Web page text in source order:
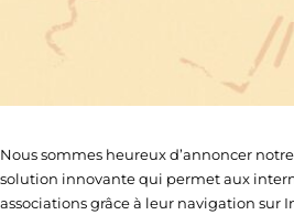
Nous sommes heureux d’annoncer
solution innovante qui permet aux
associations grâce à leur navigation sur